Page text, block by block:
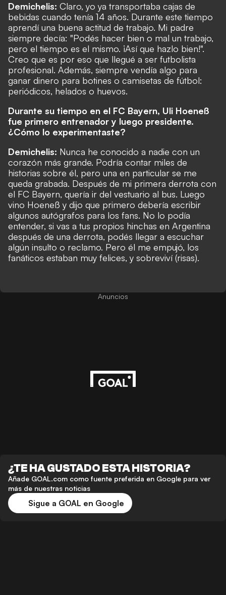
Demichelis: Claro, yo ya transportaba cajas de
bebidas cuando tenía 14 años. Durante este tiempo
aprendí una buena actitud de trabajo. Mi padre
siempre decía: "Podés hacer bien o mal un trabajo,
pero el tiempo es el mismo. ¡Así que hazlo bien!".
Creo que es por eso que llegué a ser futbolista
profesional. Además, siempre vendía algo para
ganar dinero para botines o camisetas de fútbol:
periódicos, helados o huevos.
Durante su tiempo en el FC Bayern, Uli Hoeneß
fue primero entrenador y luego presidente.
¿Cómo lo experimentaste?
Demichelis: Nunca he conocido a nadie con un
corazón más grande. Podría contar miles de
historias sobre él, pero una en particular se me
queda grabada. Después de mi primera derrota con
el FC Bayern, quería ir del vestuario al bus. Luego
vino Hoeneß y dijo que primero debería escribir
algunos autógrafos para los fans. No lo podía
entender, si vas a tus propios hinchas en Argentina
después de una derrota, podés llegar a escuchar
algún insulto o reclamo. Pero él me empujó, los
fanáticos estaban muy felices, y sobreviví (risas).
Anuncios
¿TE HA GUSTADO ESTA HISTORIA?
Añade GOAL.com como fuente preferida en Google para ver
más de nuestras noticias
Sigue a GOAL en Google